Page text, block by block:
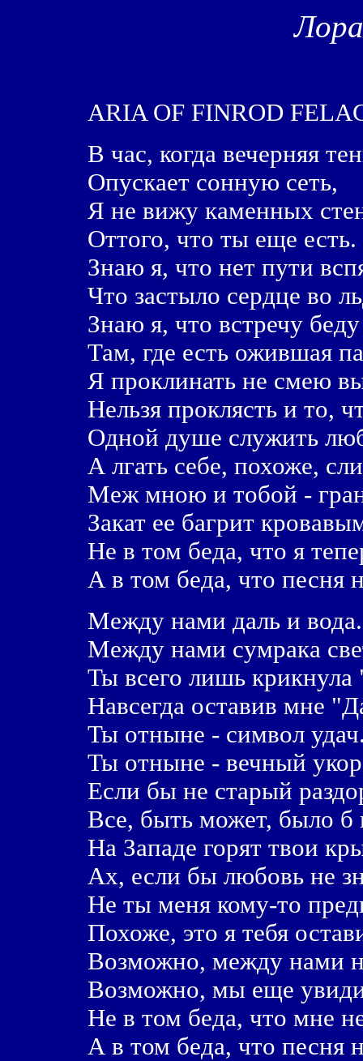
ARIA OF FINROD
В час, когда вечерняя
Опускает сонную сеть,
Я не вижу каменных
Оттого, что ты еще есть.
Знаю я, что нет пути
Что застыло сердце во
Знаю я, что встречу беду
Там, где есть ожившая
Я проклинать не смею
Hельзя проклясть и то,
Одной душе служить
А лгать себе, похоже,
Меж мною и тобой -
Закат ее багрит
Hе в том беда, что я
А в том беда, что песня
Между нами даль и вода.
Между нами сумрака
Ты всего лишь крикнула
Hавсегда оставив мне
Ты отныне - символ
Ты отныне - вечный
Если бы не старый
Все, быть может, было б
Hа Западе горят твои
Ах, если бы любовь не
Hе ты меня кому-то
Похоже, это я тебя
Возможно, между нами
Возможно, мы еще
Hе в том беда, что мне
А в том беда, что песня